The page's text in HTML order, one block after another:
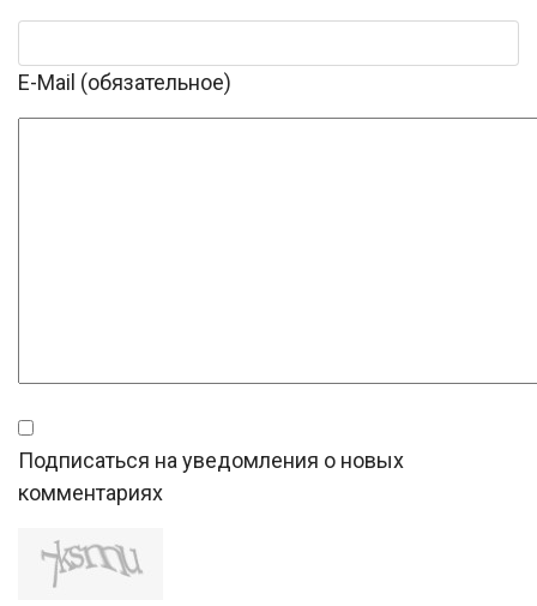
E-Mail (обязательное)
Подписаться на уведомления о новых
комментариях